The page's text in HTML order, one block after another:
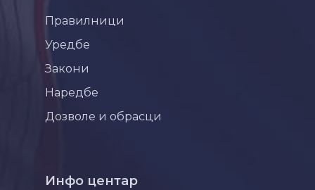
Правилници
Уредбе
Закони
Наредбе
Дозволе и обрасци
Инфо центар